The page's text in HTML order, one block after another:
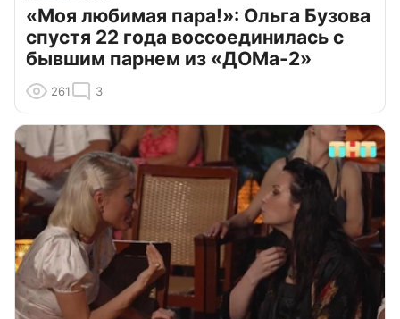
«Моя любимая пара!»: Ольга Бузова
спустя 22 года воссоединилась с
бывшим парнем из «ДОМа-2»
261 3